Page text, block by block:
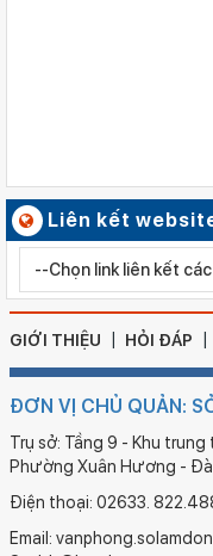
Số ký hiệu: 2577/
Ngày ban hành: 05/08/
Chỉnh sửa bằng TN
Liên kết
GIỚI THIỆU HỎI ĐÁP
ĐƠN VỊ CHỦ QUẢN:
Trụ sở: Tầng 9 - Khu
Phường Xuân Hương - Đà
Điện thoại: 02633.
Email: